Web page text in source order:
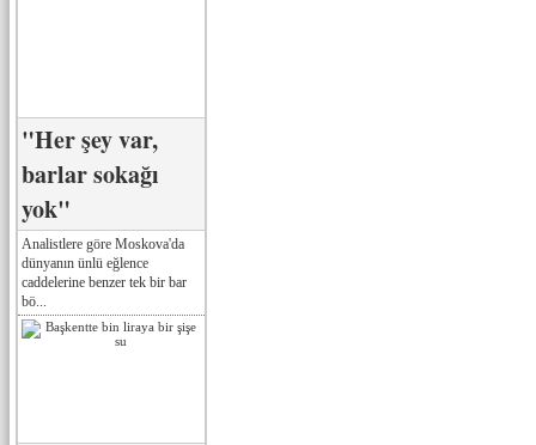
"Her şey var,
barlar sokağı
yok"
Analistlere göre Moskova'da
dünyanın ünlü eğlence
caddelerine benzer tek bir bar
bö...